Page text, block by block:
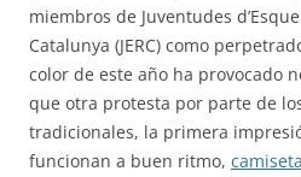
miembros de Juventudes
Catalunya (JERC) como
color de este año ha provocado
que otra protesta por parte de
tradicionales, la primera
funcionan a buen ritmo,